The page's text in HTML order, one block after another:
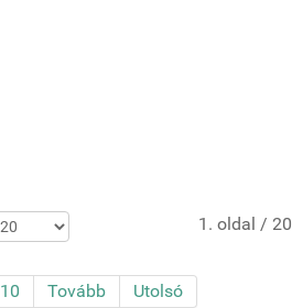
1. oldal / 20
10 Tovább Utolsó